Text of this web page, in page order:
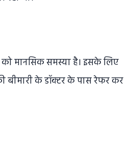
मानसिक समस्या है। इसके लिए
बीमारी के डॉक्टर के पास रेफर कर